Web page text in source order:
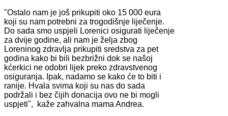
"Ostalo nam je još prikupiti oko 15 000 eura
koji su nam potrebni za trogodišnje liječenje.
Do sada smo uspjeli Lorenici osigurati liječenje
za dvije godine, ali nam je želja zbog
Loreninog zdravlja prikupiti sredstva za pet
godina kako bi bili bezbrižni dok se našoj
kćerkici ne odobri lijek preko zdravstvenog
osiguranja. Ipak, nadamo se kako će to biti i
ranije. Hvala svima koji su nas do sada
podržali i bez čijih donacija ovo ne bi mogli
uspjeti", kaže zahvalna mama Andrea.